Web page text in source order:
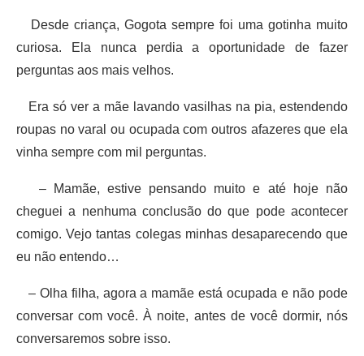
Desde criança, Gogota sempre foi uma gotinha muito
curiosa. Ela nunca perdia a oportunidade de fazer
perguntas aos mais velhos.
Era só ver a mãe lavando vasilhas na pia, estendendo
roupas no varal ou ocupada com outros afazeres que ela
vinha sempre com mil perguntas.
– Mamãe, estive pensando muito e até hoje não
cheguei a nenhuma conclusão do que pode acontecer
comigo. Vejo tantas colegas minhas desaparecendo que
eu não entendo…
– Olha filha, agora a mamãe está ocupada e não pode
conversar com você. À noite, antes de você dormir, nós
conversaremos sobre isso.